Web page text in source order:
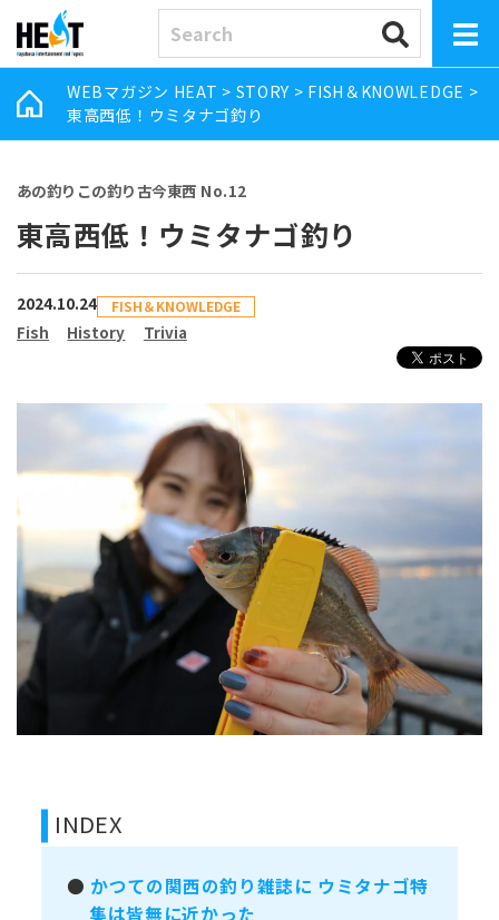
WEBマガジン HEAT > STORY > FISH＆KNOWLEDGE >
東高西低！ウミタナゴ釣り
あの釣りこの釣り古今東西 No.12
東高西低！ウミタナゴ釣り
2024.10.24 FISH＆KNOWLEDGE
Fish History Trivia
INDEX
● かつての関西の釣り雑誌に ウミタナゴ特
集は皆無に近かった